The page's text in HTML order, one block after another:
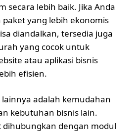
secara lebih baik. Jika Anda
yang lebih ekonomis
diandalkan, tersedia juga
yang cocok untuk
atau aplikasi bisnis
efisien.
adalah kemudahan
kebutuhan bisnis lain.
dihubungkan dengan modul